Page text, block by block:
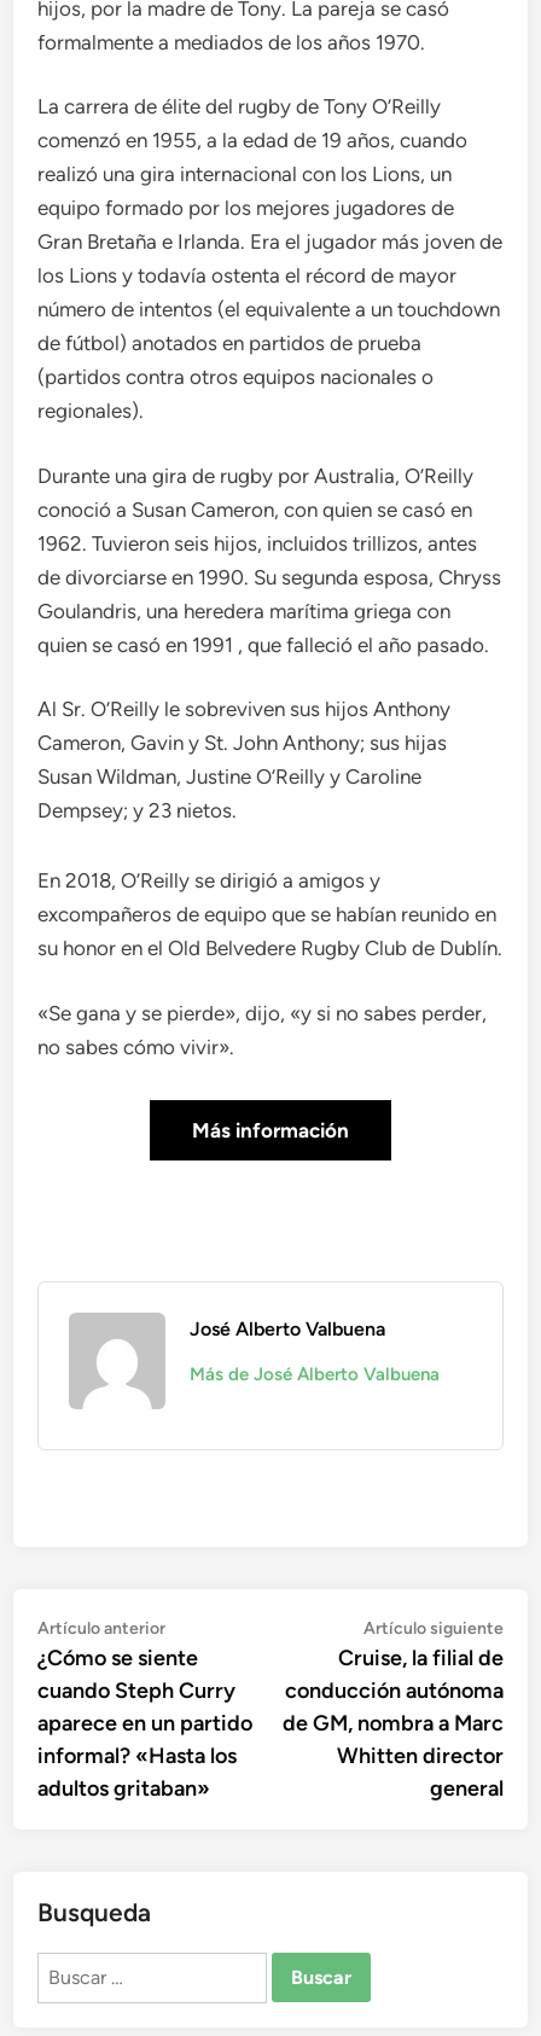
hijos, por la madre de Tony. La pareja se casó
formalmente a mediados de los años 1970.
La carrera de élite del rugby de Tony O’Reilly
comenzó en 1955, a la edad de 19 años, cuando
realizó una gira internacional con los Lions, un
equipo formado por los mejores jugadores de
Gran Bretaña e Irlanda. Era el jugador más joven de
los Lions y todavía ostenta el récord de mayor
número de intentos (el equivalente a un touchdown
de fútbol) anotados en partidos de prueba
(partidos contra otros equipos nacionales o
regionales).
Durante una gira de rugby por Australia, O’Reilly
conoció a Susan Cameron, con quien se casó en
1962. Tuvieron seis hijos, incluidos trillizos, antes
de divorciarse en 1990. Su segunda esposa, Chryss
Goulandris, una heredera marítima griega con
quien se casó en 1991 , que falleció el año pasado.
Al Sr. O’Reilly le sobreviven sus hijos Anthony
Cameron, Gavin y St. John Anthony; sus hijas
Susan Wildman, Justine O’Reilly y Caroline
Dempsey; y 23 nietos.
En 2018, O’Reilly se dirigió a amigos y
excompañeros de equipo que se habían reunido en
su honor en el Old Belvedere Rugby Club de Dublín.
«Se gana y se pierde», dijo, «y si no sabes perder,
no sabes cómo vivir».
Más información
José Alberto Valbuena
Más de José Alberto Valbuena
Navegación
de
entradas
Artículo anteriorArtículo
anterior:
¿Cómo se siente
cuando Steph Curry
aparece en un partido
informal? «Hasta los
adultos gritaban»
Artículo siguiente
Cruise, la filial de
conducción autónoma
de GM, nombra a Marc
Whitten director
general
Busqueda
Buscar: